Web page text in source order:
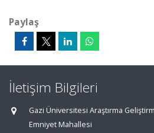
Paylaş
İletişim Bilgileri
Gazi Üniversitesi Araştırma
Emniyet Mahallesi